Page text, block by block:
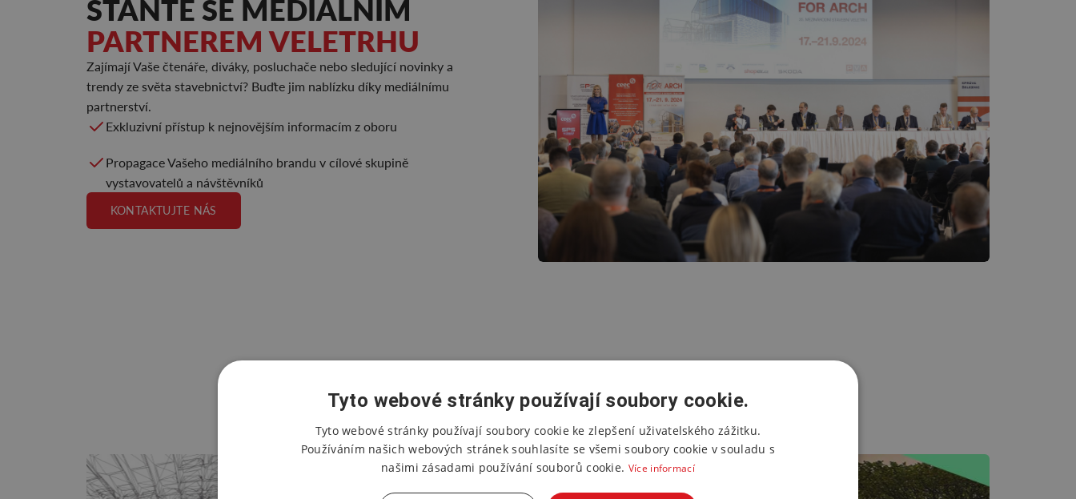
STAŇTE SE MEDIÁLNÍM
PARTNEREM VELETRHU
Zajímají Vaše čtenáře, diváky, posluchače nebo sledující novinky a
trendy ze světa stavebnictví? Buďte jim nablízku díky mediálnímu
partnerství.
Exkluzivní přístup k nejnovějším informacím z oboru
Propagace Vašeho mediálního brandu v cílové skupině
vystavovatelů a návštěvníků
KONTAKTUJTE NÁS
Tyto webové stránky používají soubory cookie.
Tyto webové stránky používají soubory cookie ke zlepšení uživatelského zážitku.
Používáním našich webových stránek souhlasíte se všemi soubory cookie v souladu s
našimi zásadami používání souborů cookie. Více informací